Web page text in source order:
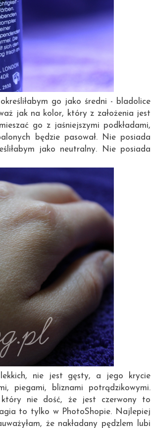
go jako średni - bladolice
jak na kolor, który z założenia jest
go z jaśniejszymi podkładami,
będzie pasował. Nie posiada
jako neutralny. Nie posiada
nie jest gęsty, a jego krycie
piegami, bliznami potrądzikowymi.
nie dość, że jest czerwony to
to tylko w PhotoShopie. Najlepiej
że nakładany pędzlem lubi